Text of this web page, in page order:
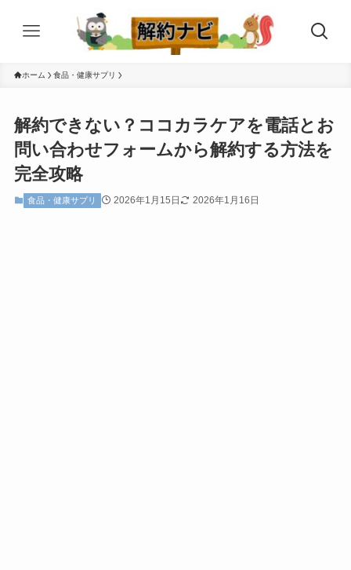
ホーム 食品・健康サプリ
解約できない？ココカラケアを電話とお
問い合わせフォームから解約する方法を
完全攻略
食品・健康サプリ 2026年1月15日 2026年1月16日